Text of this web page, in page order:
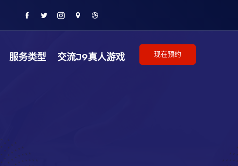
服务类型 交流J9真人游戏 现在预约